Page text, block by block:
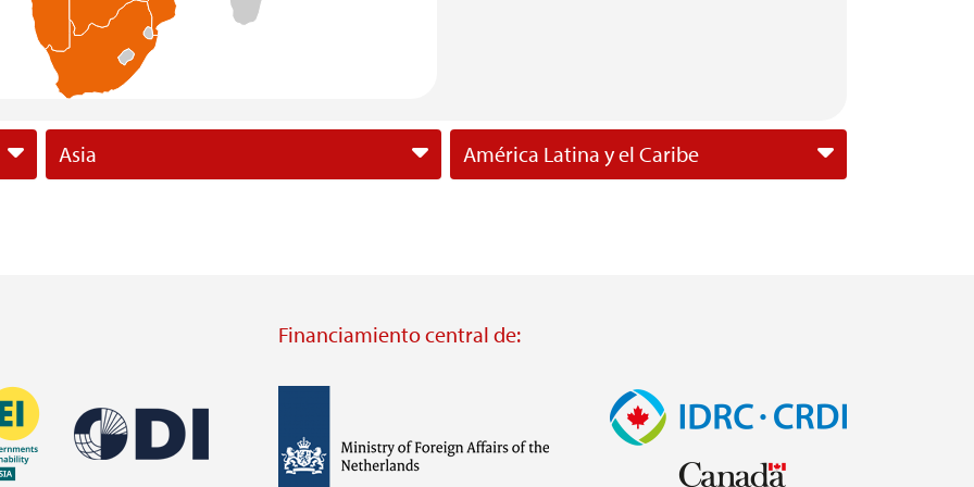
Asia América Latina y el Caribe
Imagen
Financiamiento central de:
Imagen